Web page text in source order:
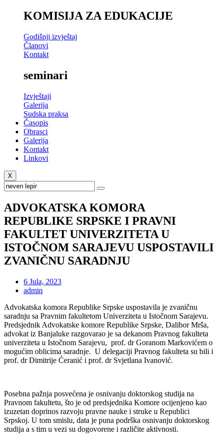
KOMISIJA ZA EDUKACIJE
Godišnji izvještaj
Članovi
Kontakt
seminari
Izvještaji
Galerija
Sudska praksa
Časopis
Obrasci
Galerija
Kontakt
Linkovi
X
ADVOKATSKA KOMORA
REPUBLIKE SRPSKE I PRAVNI
FAKULTET UNIVERZITETA U
ISTOČNOM SARAJEVU USPOSTAVILI
ZVANIČNU SARADNJU
6 Jula, 2023
admin
Advokatska komora Republike Srpske uspostavila je zvaničnu
saradnju sa Pravnim fakultetom Univerziteta u Istočnom Sarajevu.
Predsjednik Advokatske komore Republike Srpske, Dalibor Mrša,
advokat iz Banjaluke razgovarao je sa dekanom Pravnog fakulteta
univerziteta u Istočnom Sarajevu, prof. dr Goranom Markovićem o
mogućim oblicima saradnje. U delegaciji Pravnog fakulteta su bili i
prof. dr Dimitrije Ćeranić i prof. dr Svjetlana Ivanović.
Posebna pažnja posvećena je osnivanju doktorskog studija na
Pravnom fakultetu, što je od predsjednika Komore ocijenjeno kao
izuzetan doprinos razvoju pravne nauke i struke u Republici
Srpskoj. U tom smislu, data je puna podrška osnivanju doktorskog
studija a s tim u vezi su dogovorene i različite aktivnosti.